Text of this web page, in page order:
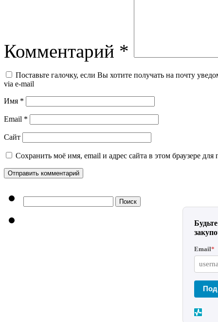
Комментарий *
Поставьте галочку, если Вы хотите получать на почту
via e-mail
Имя *
Email *
Сайт
Сохранить моё имя, email и адрес сайта в этом браузере
Email*